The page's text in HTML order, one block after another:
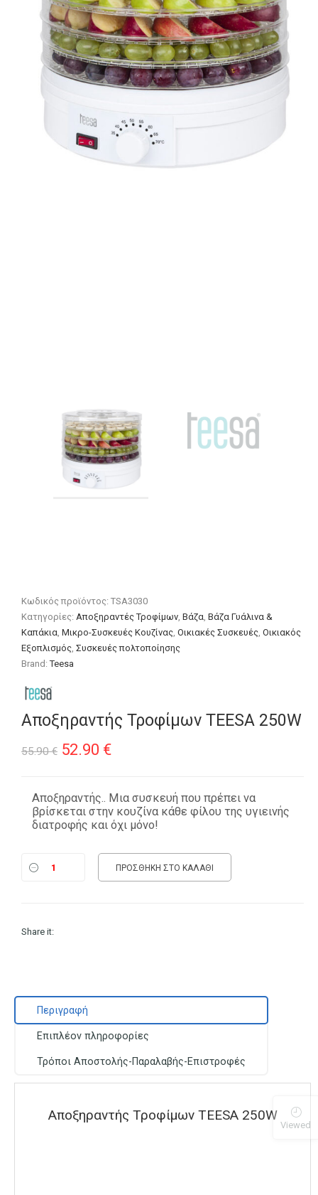
Κωδικός προϊόντος:TSA3030
Κατηγορίες:Αποξηραντές Τροφίμων,Βάζα,Βάζα Γυάλινα &
Καπάκια,Μικρο-Συσκευές Κουζίνας,Οικιακές Συσκευές,Οικιακός
Εξοπλισμός,Συσκευές πολτοποίησης
Brand:Teesa
Αποξηραντής Τροφίμων TEESA 250W
55.90€ Original
was:
55.90 €.
52.90 €Η
τιμή
είναι:
Αποξηραντής.. Μια συσκευή που πρέπει να
βρίσκεται στην κουζίνα κάθε φίλου της υγιεινής
διατροφής και όχι μόνο!
ΠΡΟΣΘΉΚΗ ΣΤΟ ΚΑΛΆΘΙ
Share it:
Περιγραφή
Επιπλέον πληροφορίες
Τρόποι Αποστολής-Παραλαβής-Επιστροφές
Αποξηραντής Τροφίμων TEESA 250W
Viewed